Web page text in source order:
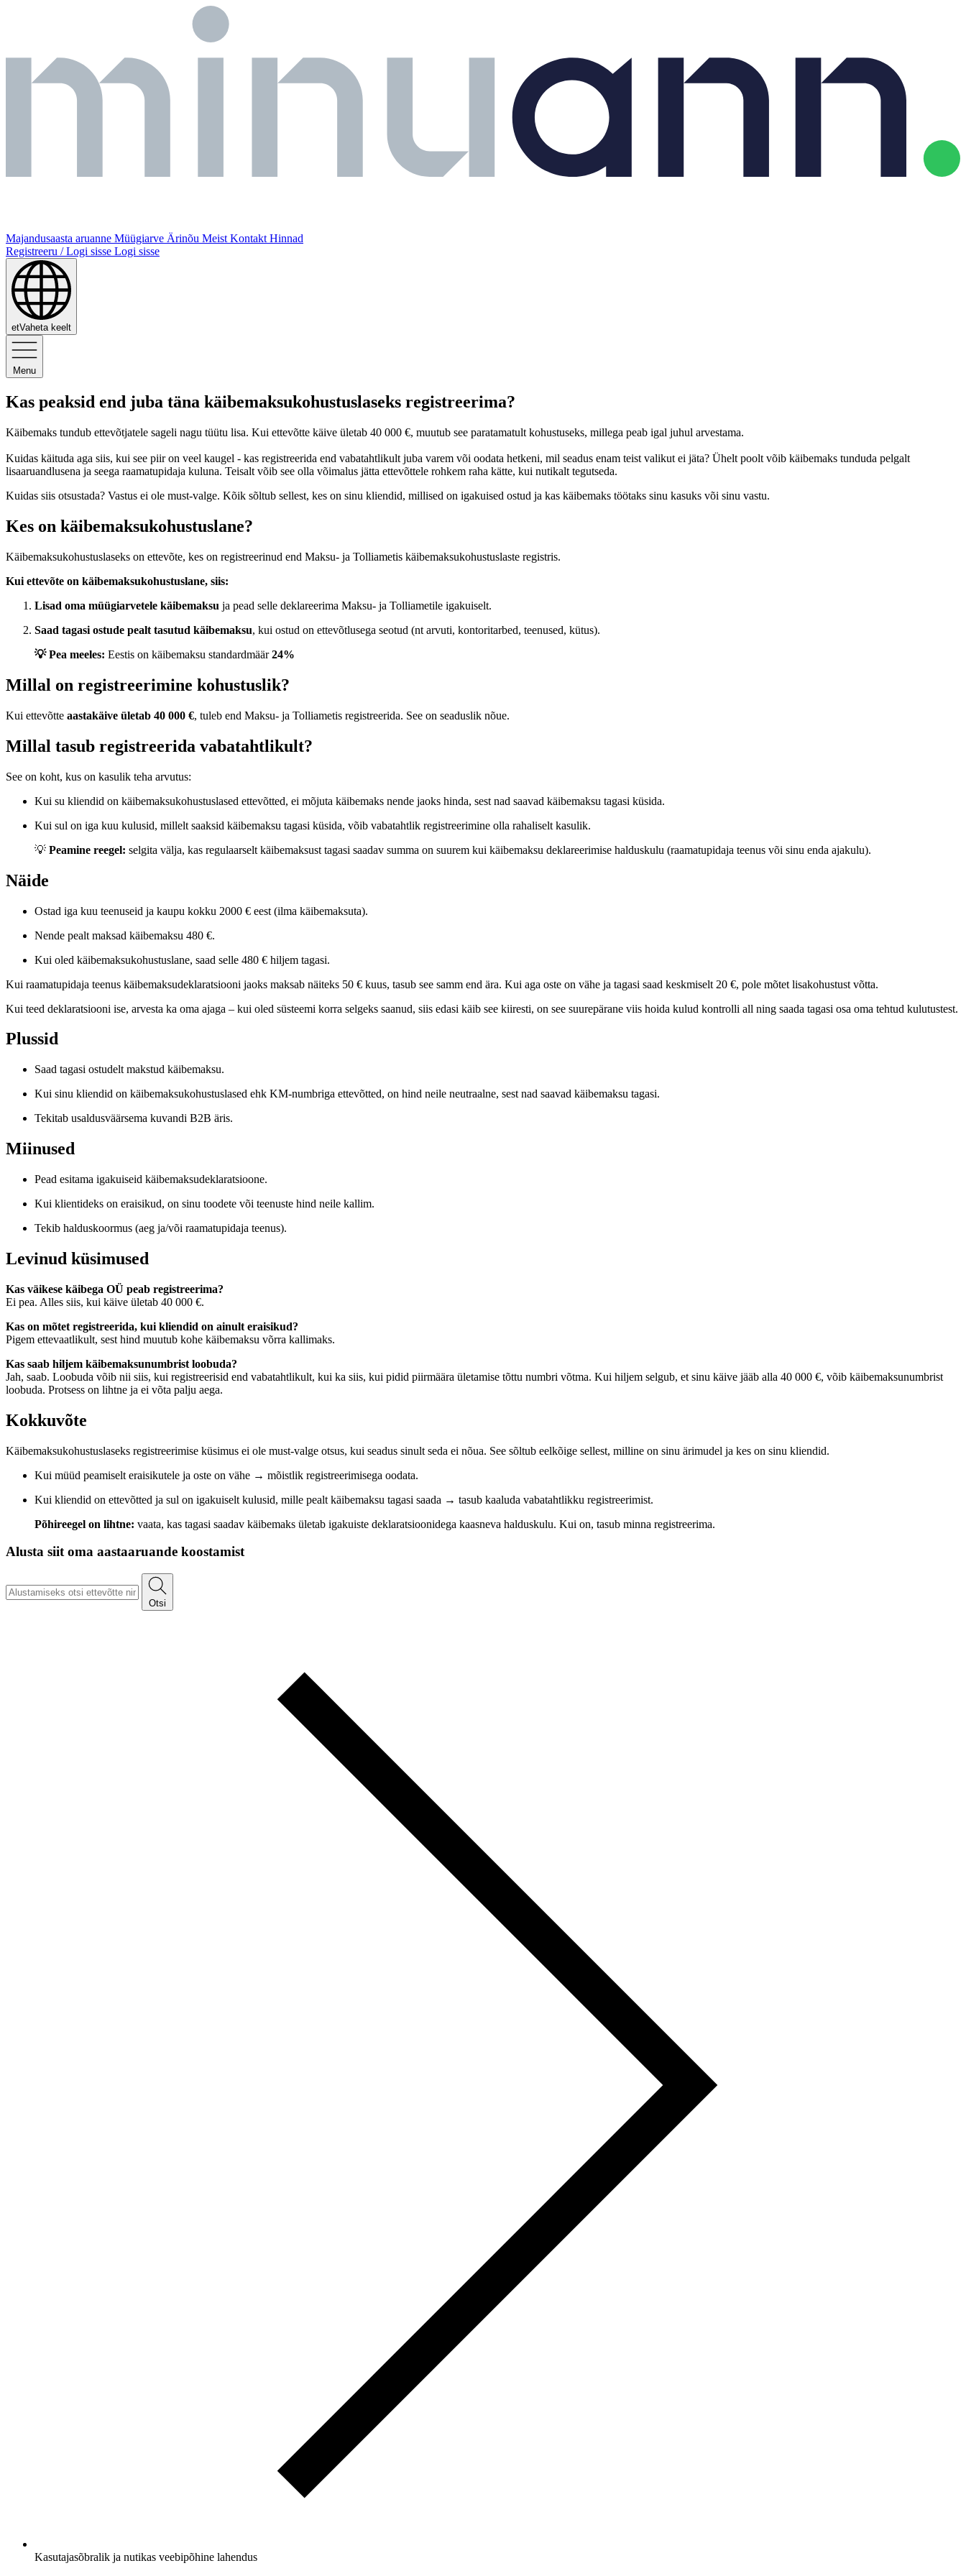
Majandusaasta aruanne Müügiarve Ärinõu Meist Kontakt Hinnad
Registreeru / Logi sisse Logi sisse
etVaheta keelt
Menu
Kas peaksid end juba täna käibemaksukohustuslaseks registreerima?
Käibemaks tundub ettevõtjatele sageli nagu tüütu lisa. Kui ettevõtte käive ületab 40 000 €, muutub see paratamatult kohustuseks, millega peab igal juhul arvestama.
Kuidas käituda aga siis, kui see piir on veel kaugel - kas registreerida end vabatahtlikult juba varem või oodata hetkeni, mil seadus enam teist valikut ei jäta? Ühelt poolt võib käibemaks tunduda pelgalt
lisaaruandlusena ja seega raamatupidaja kuluna. Teisalt võib see olla võimalus jätta ettevõttele rohkem raha kätte, kui nutikalt tegutseda.
Kuidas siis otsustada? Vastus ei ole must-valge. Kõik sõltub sellest, kes on sinu kliendid, millised on igakuised ostud ja kas käibemaks töötaks sinu kasuks või sinu vastu.
Kes on käibemaksukohustuslane?
Käibemaksukohustuslaseks on ettevõte, kes on registreerinud end Maksu- ja Tolliametis käibemaksukohustuslaste registris.
Kui ettevõte on käibemaksukohustuslane, siis:
Lisad oma müügiarvetele käibemaksu ja pead selle deklareerima Maksu- ja Tolliametile igakuiselt.
Saad tagasi ostude pealt tasutud käibemaksu, kui ostud on ettevõtlusega seotud (nt arvuti, kontoritarbed, teenused, kütus).
💡 Pea meeles: Eestis on käibemaksu standardmäär24%
Millal on registreerimine kohustuslik?
Kui ettevõtte aastakäive ületab 40 000 €, tuleb end Maksu- ja Tolliametis registreerida. See on seaduslik nõue.
Millal tasub registreerida vabatahtlikult?
See on koht, kus on kasulik teha arvutus:
Kui su kliendid on käibemaksukohustuslased ettevõtted, ei mõjuta käibemaks nende jaoks hinda, sest nad saavad käibemaksu tagasi küsida.
Kui sul on iga kuu kulusid, millelt saaksid käibemaksu tagasi küsida, võib vabatahtlik registreerimine olla rahaliselt kasulik.
💡 Peamine reegel: selgita välja, kas regulaarselt käibemaksust tagasi saadav summa on suurem kui käibemaksu deklareerimise halduskulu (raamatupidaja teenus või sinu enda ajakulu).
Näide
Ostad iga kuu teenuseid ja kaupu kokku 2000 € eest (ilma käibemaksuta).
Nende pealt maksad käibemaksu 480 €.
Kui oled käibemaksukohustuslane, saad selle 480 € hiljem tagasi.
Kui raamatupidaja teenus käibemaksudeklaratsiooni jaoks maksab näiteks 50 € kuus, tasub see samm end ära. Kui aga oste on vähe ja tagasi saad keskmiselt 20 €, pole mõtet lisakohustust võtta.
Kui teed deklaratsiooni ise, arvesta ka oma ajaga – kui oled süsteemi korra selgeks saanud, siis edasi käib see kiiresti, on see suurepärane viis hoida kulud kontrolli all ning saada tagasi osa oma tehtud kulutustest.
Plussid
Saad tagasi ostudelt makstud käibemaksu.
Kui sinu kliendid on käibemaksukohustuslased ehk KM-numbriga ettevõtted, on hind neile neutraalne, sest nad saavad käibemaksu tagasi.
Tekitab usaldusväärsema kuvandi B2B äris.
Miinused
Pead esitama igakuiseid käibemaksudeklaratsioone.
Kui klientideks on eraisikud, on sinu toodete või teenuste hind neile kallim.
Tekib halduskoormus (aeg ja/või raamatupidaja teenus).
Levinud küsimused
Kas väikese käibega OÜ peab registreerima?
Ei pea. Alles siis, kui käive ületab 40 000 €.
Kas on mõtet registreerida, kui kliendid on ainult eraisikud?
Pigem ettevaatlikult, sest hind muutub kohe käibemaksu võrra kallimaks.
Kas saab hiljem käibemaksunumbrist loobuda?
Jah, saab. Loobuda võib nii siis, kui registreerisid end vabatahtlikult, kui ka siis, kui pidid piirmäära ületamise tõttu numbri võtma. Kui hiljem selgub, et sinu käive jääb alla 40 000 €, võib käibemaksunumbrist
loobuda. Protsess on lihtne ja ei võta palju aega.
Kokkuvõte
Käibemaksukohustuslaseks registreerimise küsimus ei ole must-valge otsus, kui seadus sinult seda ei nõua. See sõltub eelkõige sellest, milline on sinu ärimudel ja kes on sinu kliendid.
Kui müüd peamiselt eraisikutele ja oste on vähe → mõistlik registreerimisega oodata.
Kui kliendid on ettevõtted ja sul on igakuiselt kulusid, mille pealt käibemaksu tagasi saada → tasub kaaluda vabatahtlikku registreerimist.
Põhireegel on lihtne: vaata, kas tagasi saadav käibemaks ületab igakuiste deklaratsioonidega kaasneva halduskulu. Kui on, tasub minna registreerima.
Alusta siit oma aastaaruande koostamist
Otsi
Kasutajasõbralik ja nutikas veebipõhine lahendus